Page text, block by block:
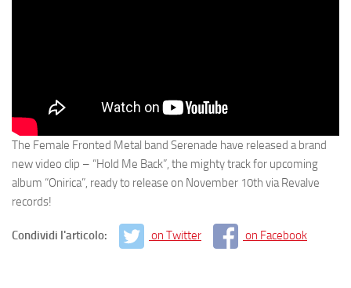
The Female Fronted Metal band Serenade have released a brand
new video clip – “Hold Me Back”, the mighty track for upcoming
album “Onirica”, ready to release on November 10th via Revalve
records!
Condividi l'articolo: on Twitter on Facebook